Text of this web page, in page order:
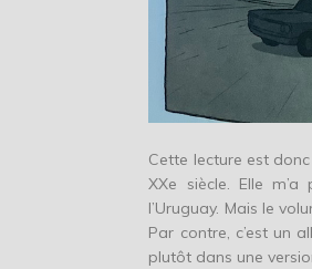
Cette lecture est
XXe siècle. Elle
l’Uruguay. Mais le
Par contre, c’est un
plutôt dans une